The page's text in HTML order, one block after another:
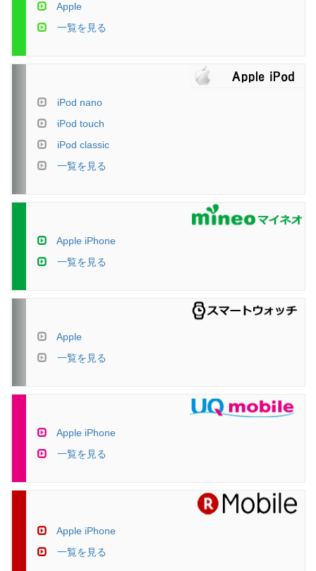
Apple
一覧を見る
iPod nano
iPod touch
iPod classic
一覧を見る
Apple iPhone
一覧を見る
Apple
一覧を見る
Apple iPhone
一覧を見る
Apple iPhone
一覧を見る